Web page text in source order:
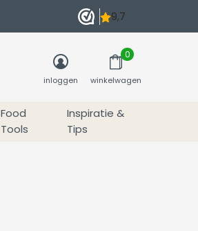
Food
Tools
Inspiratie &
Tips
inloggen winkelwagen
0